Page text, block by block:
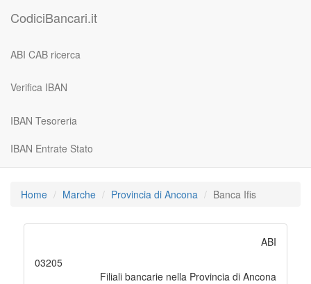
CodiciBancari.it
ABI CAB ricerca
Verifica IBAN
IBAN Tesoreria
IBAN Entrate Stato
Home Marche Provincia di Ancona Banca Ifis
ABI
03205
Filiali bancarie nella Provincia di Ancona